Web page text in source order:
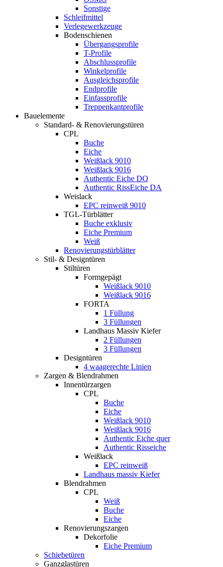
Sonstige
Schleifmittel
Verlegewerkzeuge
Bodenschienen
Übergangsprofile
T-Profile
Abschlussprofile
Winkelprofile
Ausgleichsprofile
Endprofile
Einfassprofile
Treppenkantprofile
Bauelemente
Standard- & Renovierungstüren
CPL
Buche
Eiche
Weißlack 9010
Weißlack 9016
Authentic Eiche DQ
Authentic RissEiche DA
Weislack
EPC reinweiß 9010
TGL-Türblätter
Buche exklusiv
Eiche Premium
Weiß
Renovierungstürblätter
Stil- & Designtüren
Stiltüren
Formgepägt
Weißlack 9010
Weißlack 9016
FORTA
1 Füllung
3 Füllungen
Landhaus Massiv Kiefer
2 Füllungen
3 Füllungen
Designtüren
4 waagerechte Linien
Zargen & Blendrahmen
Innentürzargen
CPL
Buche
Eiche
Weißlack 9010
Weißlack 9016
Authentic Eiche quer
Authentic Risseiche
Weißlack
EPC reinweiß
Landhaus massiv Kiefer
Blendrahmen
CPL
Weiß
Buche
Eiche
Renovierungszargen
Dekorfolie
Eiche Premium
Schiebetüren
Ganzglastüren